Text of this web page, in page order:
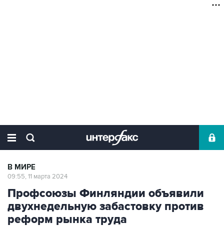
В МИРЕ
09:55, 11 марта 2024
Профсоюзы Финляндии объявили
двухнедельную забастовку против
реформ рынка труда